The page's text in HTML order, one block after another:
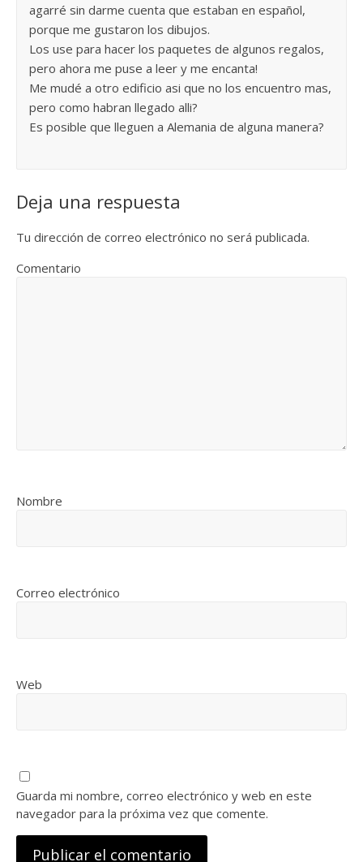
agarré sin darme cuenta que estaban en español,
porque me gustaron los dibujos.
Los use para hacer los paquetes de algunos regalos,
pero ahora me puse a leer y me encanta!
Me mudé a otro edificio asi que no los encuentro mas,
pero como habran llegado alli?
Es posible que lleguen a Alemania de alguna manera?
Deja una respuesta
Tu dirección de correo electrónico no será publicada.
Comentario
Nombre
Correo electrónico
Web
Guarda mi nombre, correo electrónico y web en este
navegador para la próxima vez que comente.